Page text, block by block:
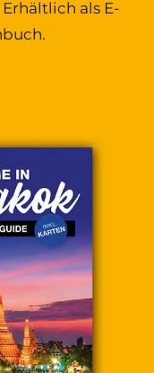
als E-